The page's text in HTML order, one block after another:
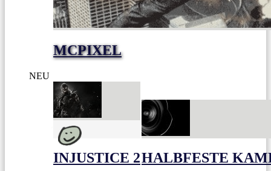
MCPIXEL
NEU
INJUSTICE 2HALBFESTE